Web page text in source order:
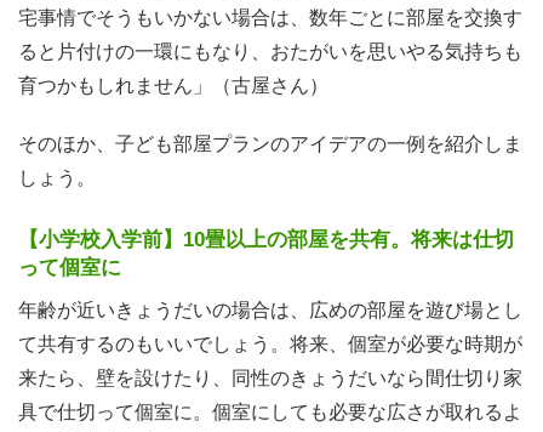
宅事情でそうもいかない場合は、数年ごとに部屋を交換す
ると片付けの一環にもなり、おたがいを思いやる気持ちも
育つかもしれません」（古屋さん）
そのほか、子ども部屋プランのアイデアの一例を紹介しま
しょう。
【小学校入学前】10畳以上の部屋を共有。将来は仕切
って個室に
年齢が近いきょうだいの場合は、広めの部屋を遊び場とし
て共有するのもいいでしょう。将来、個室が必要な時期が
来たら、壁を設けたり、同性のきょうだいなら間仕切り家
具で仕切って個室に。個室にしても必要な広さが取れるよ